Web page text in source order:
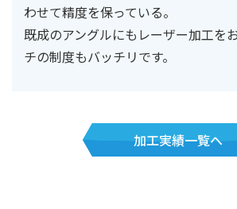
わせて精度を保っている。
既成のアングルにもレーザー加工を
チの制度もバッチリです。
加工実績一覧へ